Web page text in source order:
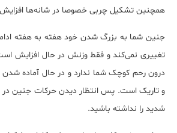
همچنین تشکیل چربی خصوصا در شانه‌ها
جنین شما به بزرگ شدن خود هفته به هفته
تغییری نمی‌کند و فقط وزنش در حال افزایش
درون رحم کوچک شما ندارد و در حال آماده
شدید را نداشته باشید.